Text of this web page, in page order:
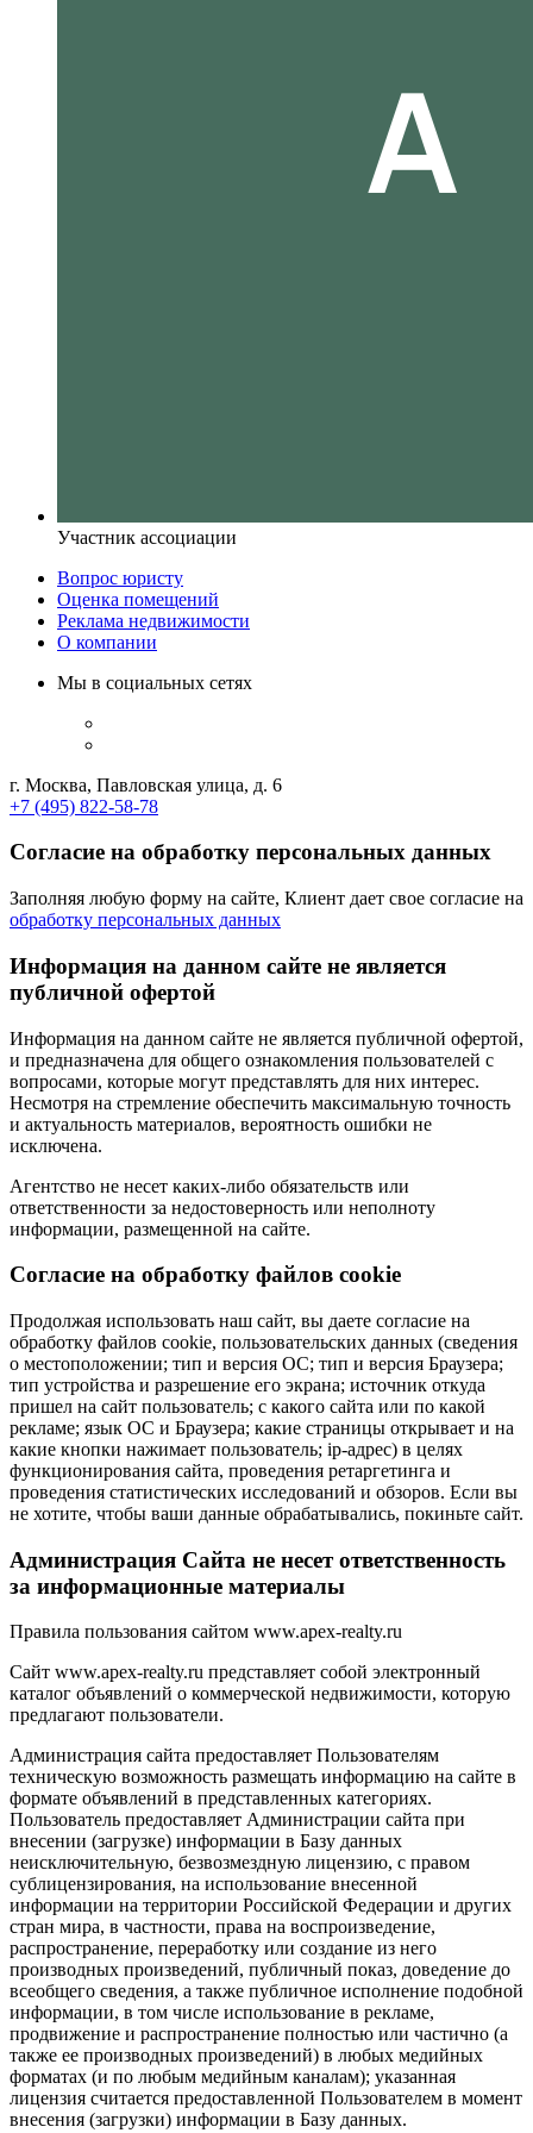
Участник ассоциации
Вопрос юристу
Оценка помещений
Реклама недвижимости
О компании
Мы в социальных сетях
г. Москва, Павловская улица, д. 6
+7 (495) 822-58-78
Согласие на обработку персональных данных
Заполняя любую форму на сайте, Клиент дает свое согласие на
обработку персональных данных
Информация на данном сайте не является
публичной офертой
Информация на данном сайте не является публичной офертой,
и предназначена для общего ознакомления пользователей с
вопросами, которые могут представлять для них интерес.
Несмотря на стремление обеспечить максимальную точность
и актуальность материалов, вероятность ошибки не
исключена.
Агентство не несет каких-либо обязательств или
ответственности за недостоверность или неполноту
информации, размещенной на сайте.
Cогласие на обработку файлов cookie
Продолжая использовать наш сайт, вы даете согласие на
обработку файлов cookie, пользовательских данных (сведения
о местоположении; тип и версия ОС; тип и версия Браузера;
тип устройства и разрешение его экрана; источник откуда
пришел на сайт пользователь; с какого сайта или по какой
рекламе; язык ОС и Браузера; какие страницы открывает и на
какие кнопки нажимает пользователь; ip-адрес) в целях
функционирования сайта, проведения ретаргетинга и
проведения статистических исследований и обзоров. Если вы
не хотите, чтобы ваши данные обрабатывались, покиньте сайт.
Администрация Сайта не несет ответственность
за информационные материалы
Правила пользования сайтом www.apex-realty.ru
Сайт www.apex-realty.ru представляет собой электронный
каталог объявлений о коммерческой недвижимости, которую
предлагают пользователи.
Администрация сайта предоставляет Пользователям
техническую возможность размещать информацию на сайте в
формате объявлений в представленных категориях.
Пользователь предоставляет Администрации сайта при
внесении (загрузке) информации в Базу данных
неисключительную, безвозмездную лицензию, с правом
сублицензирования, на использование внесенной
информации на территории Российской Федерации и других
стран мира, в частности, права на воспроизведение,
распространение, переработку или создание из него
производных произведений, публичный показ, доведение до
всеобщего сведения, а также публичное исполнение подобной
информации, в том числе использование в рекламе,
продвижение и распространение полностью или частично (а
также ее производных произведений) в любых медийных
форматах (и по любым медийным каналам); указанная
лицензия считается предоставленной Пользователем в момент
внесения (загрузки) информации в Базу данных.